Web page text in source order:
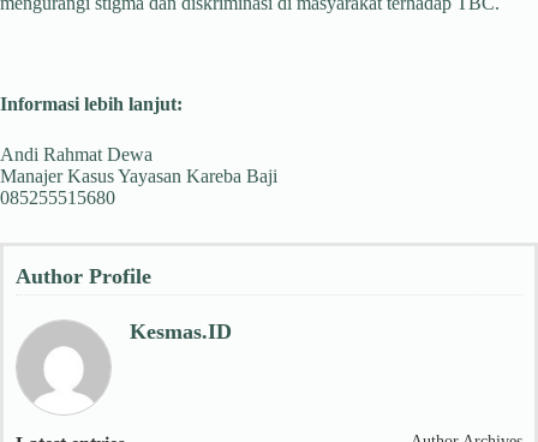
Informasi lebih lanjut:
Andi Rahmat Dewa
Manajer Kasus Yayasan Kareba Baji
085255515680
Author Profile
Kesmas.ID